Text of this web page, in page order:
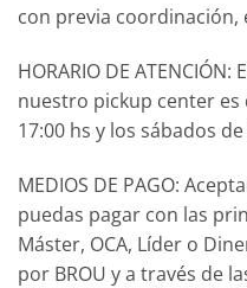
con previa
HORARIO DE
nuestro pickup center es
17:00 hs y los sábados
MEDIOS DE PAGO:
puedas pagar con las
Máster, OCA, Líder o
por BROU y a través de